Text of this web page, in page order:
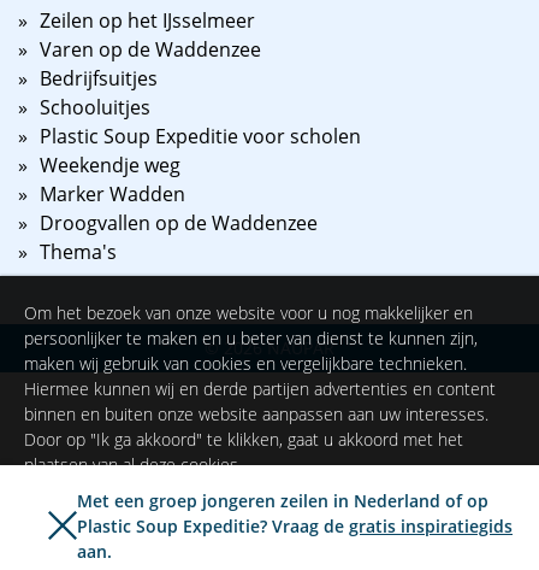
Zeilen op het IJsselmeer
Varen op de Waddenzee
Bedrijfsuitjes
Schooluitjes
Plastic Soup Expeditie voor scholen
Weekendje weg
Marker Wadden
Droogvallen op de Waddenzee
Thema's
© 2026NAUPAR
Met een groep jongeren zeilen in Nederland of op
Plastic Soup Expeditie? Vraag de gratis inspiratiegids
aan.
Om het bezoek van onze website voor u nog makkelijker en
persoonlijker te maken en u beter van dienst te kunnen zijn,
maken wij gebruik van cookies en vergelijkbare technieken.
Hiermee kunnen wij en derde partijen advertenties en content
binnen en buiten onze website aanpassen aan uw interesses.
Door op "Ik ga akkoord" te klikken, gaat u akkoord met het
plaatsen van al deze cookies.
Ik ga akkoord Instellingen